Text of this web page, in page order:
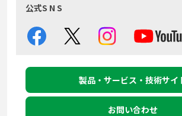
公式S N S
製品・サービス・技術サイ
お問い合わせ